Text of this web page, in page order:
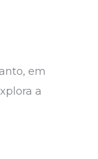
em
a